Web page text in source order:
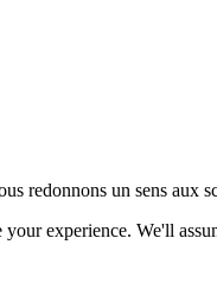
redonnons un sens aux
your experience. We'll